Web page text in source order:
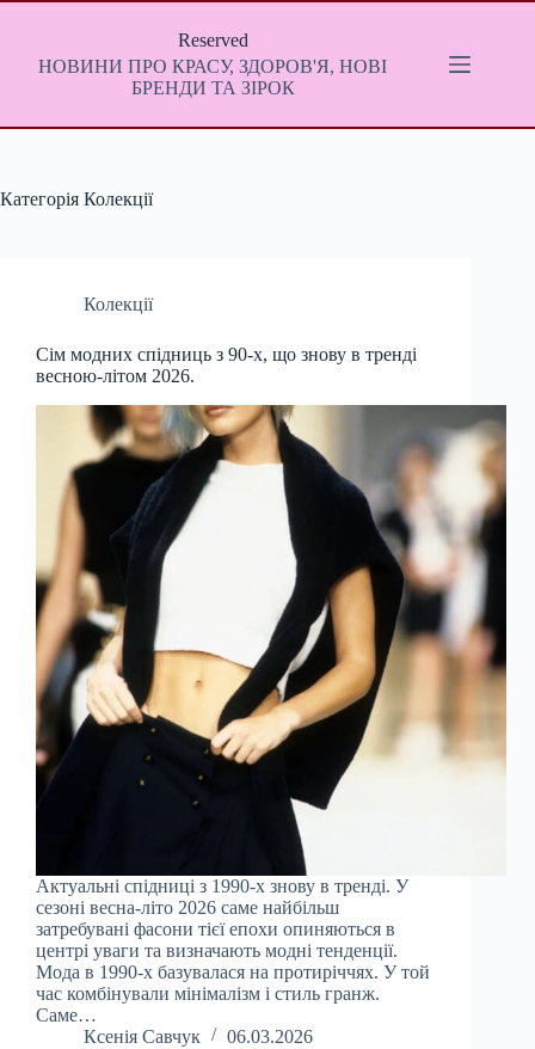
Перейти
Reserved
НОВИНИ ПРО КРАСУ, ЗДОРОВ'Я, НОВІ
БРЕНДИ ТА ЗІРОК
Категорія Колекції
Колекції
Сім модних спідниць з 90-х, що знову в тренді
весною-літом 2026.
Актуальні спідниці з 1990-х знову в тренді. У
сезоні весна-літо 2026 саме найбільш
затребувані фасони тієї епохи опиняються в
центрі уваги та визначають модні тенденції.
Мода в 1990-х базувалася на протиріччях. У той
час комбінували мінімалізм і стиль гранж.
Саме…
Ксенія Савчук
06.03.2026